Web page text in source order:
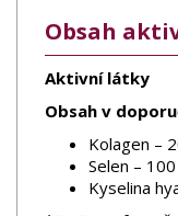
Obsah
Aktivní látky
Obsah v
Kolagen –
Selen –
Kyselina